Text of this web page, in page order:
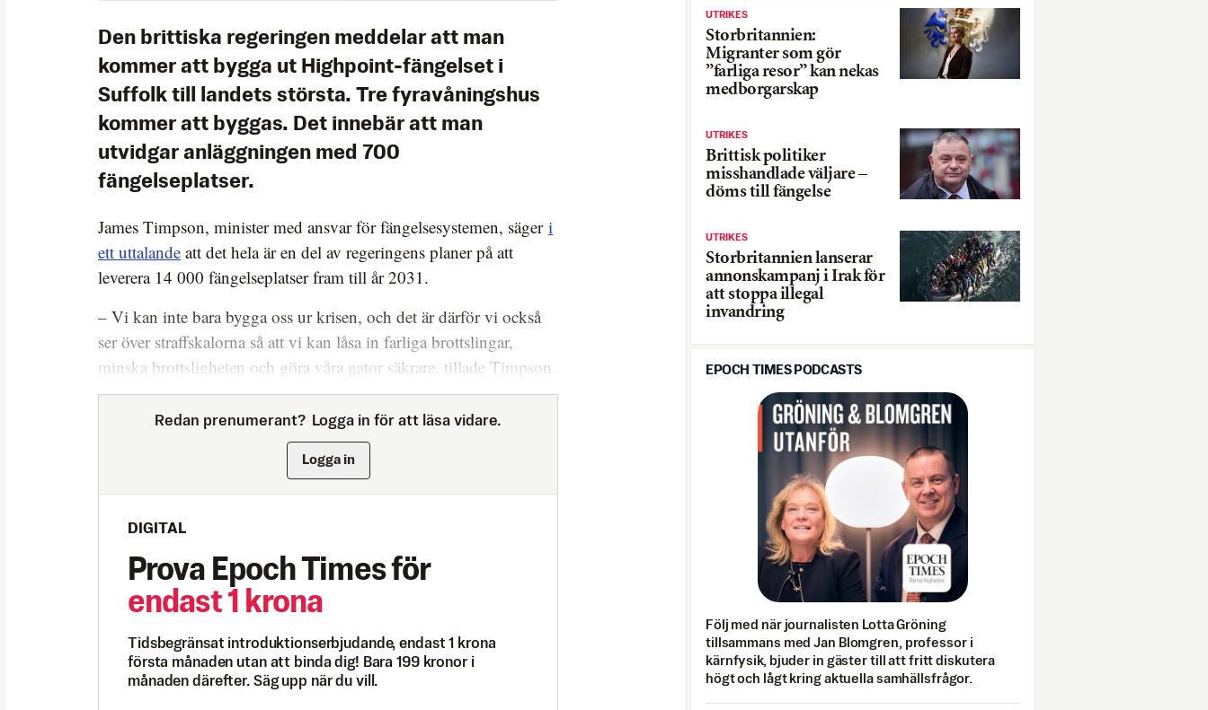
Den brittiska regeringen meddelar att man
kommer att bygga ut Highpoint-fängelset i
Suffolk till landets största. Tre fyravåningshus
kommer att byggas. Det innebär att man
utvidgar anläggningen med 700
fängelseplatser.
James Timpson, minister med ansvar för fängelsesystemen, säger i
ett uttalande att det hela är en del av regeringens planer på att
leverera 14 000 fängelseplatser fram till år 2031.
– Vi kan inte bara bygga oss ur krisen, och det är därför vi också
ser över straffskalorna så att vi kan låsa in farliga brottslingar,
minska brottsligheten och göra våra gator säkrare, tillade Timpson.
Redan prenumerant? Logga in för att läsa vidare.
Logga in
DIGITAL
Prova Epoch Times för
endast 1 krona
Tidsbegränsat introduktionserbjudande, endast 1 krona
första månaden utan att binda dig! Bara 199 kronor i
månaden därefter. Säg upp när du vill.
UTRIKES
Storbritannien:
Migranter som gör
”farliga resor” kan nekas
medborgarskap
UTRIKES
Brittisk politiker
misshandlade väljare –
döms till fängelse
UTRIKES
Storbritannien lanserar
annonskampanj i Irak för
att stoppa illegal
invandring
EPOCH TIMES PODCASTS
Följ med när journalisten Lotta Gröning
tillsammans med Jan Blomgren, professor i
kärnfysik, bjuder in gäster till att fritt diskutera
högt och lågt kring aktuella samhällsfrågor.